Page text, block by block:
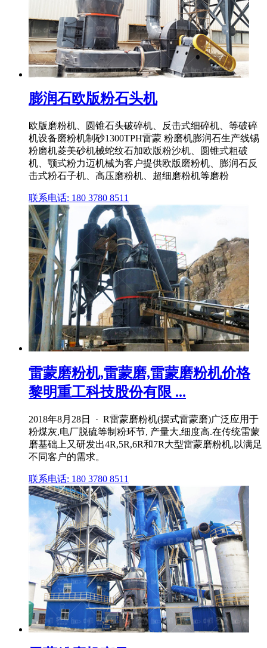
膨润石欧版粉石头机
欧版磨粉机、圆锥石头破碎机、反击式细碎机、等破碎
机设备磨粉机制砂1300TPH雷蒙 粉磨机膨润石生产线锡
粉磨机菱美砂机械蛇纹石加欧版粉沙机、圆锥式粗破
机、颚式粉力迈机械为客户提供欧版磨粉机、膨润石反
击式粉石子机、高压磨粉机、超细磨粉机等磨粉
联系电话: 180 3780 8511
雷蒙磨粉机,雷蒙磨,雷蒙磨粉机价格
黎明重工科技股份有限 ...
2018年8月28日 · R雷蒙磨粉机(摆式雷蒙磨)广泛应用于
粉煤灰,电厂脱硫等制粉环节, 产量大,细度高.在传统雷蒙
磨基础上又研发出4R,5R,6R和7R大型雷蒙磨粉机,以满足
不同客户的需求。
联系电话: 180 3780 8511